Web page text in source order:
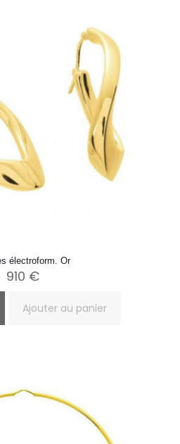
électroform. Or
910 €
Ajouter au panier